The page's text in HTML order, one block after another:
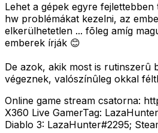
Lehet a gépek egyre
hw problémákat kezelni, az
elkerülhetetlen ... fõleg amíg
emberek írják 😊
De azok, akik most is rutinszerû
végeznek, valószínûleg okkal
Online game stream csatorna:
X360 Live GamerTag:
Diablo 3: LazaHunter#2295;